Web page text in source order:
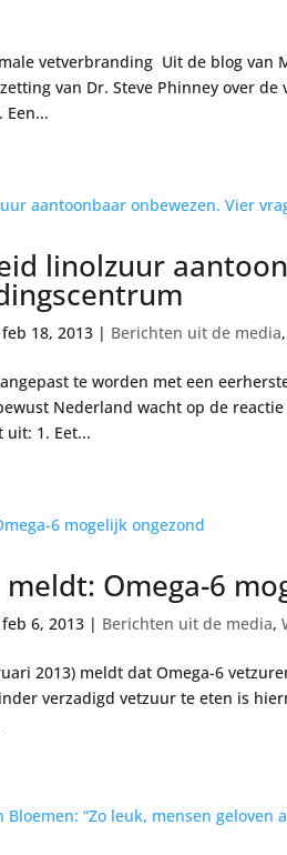
vetverbranding Uit de blog van
van Dr. Steve Phinney over
linolzuur
feb 18, 2013 | Berichten uit de media,
te worden met een
Nederland wacht op de
uit: 1. Eet...
Omega-6
feb 6, 2013 | Berichten uit de media,
2013) meldt dat Omega-6
verzadigd vetzuur te eten is